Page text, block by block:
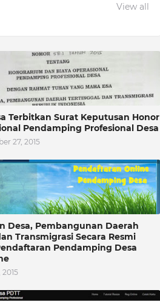
View all
Terbitkan Surat Keputusan Honor
Pendamping Profesional Desa
27, 2015
Desa, Pembangunan Daerah
Transmigrasi Secara Resmi
Pendamping Desa